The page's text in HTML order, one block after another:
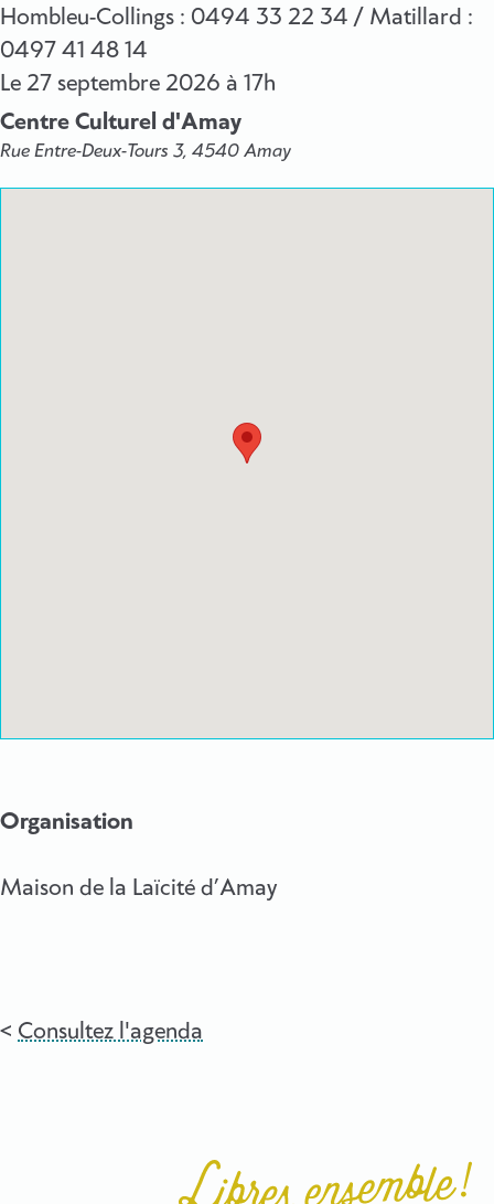
Hombleu-Collings : 0494 33 22 34 / Matillard :
0497 41 48 14
Le 27 septembre 2026 à 17h
Centre Culturel d'Amay
Rue Entre-Deux-Tours 3, 4540 Amay
Organisation
Maison de la Laïcité d’Amay
Consultez l'agenda